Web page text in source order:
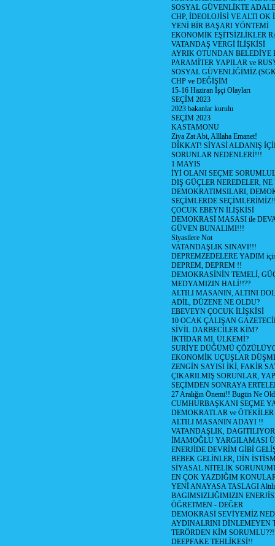
SOSYAL GÜVENLİKTE
CHP, İDEOLOJİSİ VE ALTI OK
YENİ BİR BAŞARI YÖNTEMİ
EKONOMİK EŞİTSİZLİKLER
VATANDAŞ VERGİ İLİŞKİSİ
AYRIK OTUNDAN
PARAMİTER YAPILAR ve
SOSYAL GÜVENLİĞİMİZ
CHP ve DEĞİŞİM
15-16 Haziran İşçi Olayları
SEÇİM 2023
2023 bakanlar kurulu
SEÇİM 2023
KASTAMONU
Ziya Zat Abi, Alllaha Emanet!
DİKKAT! SİYASİ ALDANIŞ
SORUNLAR NEDENLERİ!!!
1 MAYIS
İYİ OLANI SEÇME
DIŞ GÜÇLER NEREDELER,
DEMOKRATIMSILARI,
SEÇİMLERDE
ÇOCUK EBEYN İLİŞKİSİ
DEMOKRASİ MASASI ile
GÜVEN BUNALIMI!!!
Siyasilere Not
VATANDAŞLIK SINAVI!!!
DEPREMZEDELERE YADIM
DEPREM, DEPREM !!
DEMOKRASİNİN TEMELİ,
MEDYAMIZIN HALİ!!??
ALTILI MASANIN, ALTINI
ADİL, DÜZENE NE OLDU?
EBEVEYN ÇOCUK İLİŞKİSİ
10 OCAK ÇALIŞAN
SİVİL DARBECİLER KİM?
İKTİDAR MI, ÜLKEMİ?
SURİYE DÜĞÜMÜ
EKONOMİK UÇUŞLAR
ZENGİN SAYISI İKİ, FAKİR
ÇIKARILMIŞ SORUNLAR,
SEÇİMDEN SONRAYA
27 Aralığın Önemi!! Bugün Ne
CUMHURBAŞKANI SEÇME
DEMOKRATLAR ve ÖTEKİLER
ALTILI MASANIN ADAYI !!
VATANDAŞLIK,
İMAMOĞLU YARGILAMASI
ENERJİDE DEVRİM GİBİ
BEBEK GELİNLER, DİN
SİYASAL NİTELİK
EN ÇOK YAZDIĞIM
YENİ ANAYASA TASLAGI Altılı
BAGIMSIZLIĞIMIZIN
ÖĞRETMEN - DEĞER
DEMOKRASİ SEVİYEMİZ
AYDINALRINI DİNLEMEYEN
TERÖRDEN KİM
DEEPFAKE TEHLİKESİ!!